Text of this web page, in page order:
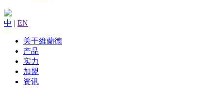
中 | EN
关于維蘭德
产品
实力
加盟
资讯